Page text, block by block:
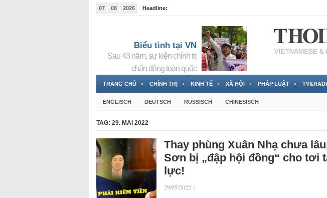
07 08 2026
Headline:
Biểu tình tại VN
Sau 43 năm, sự kiện chính trị
chấn động toàn quốc
TRANG CHỦ CHÍNH TRỊ KINH TẾ XÃ HỘI PHÁP LUẬT
ENGLISCH DEUTSCH RUSSISCH CHINESISCH
TAG: 29. MAI 2022
Thay phùng Xuân Nhạ chưa
Sơn bị „đập hội đồng“ cho tơi
lực!
29/05/2022 |